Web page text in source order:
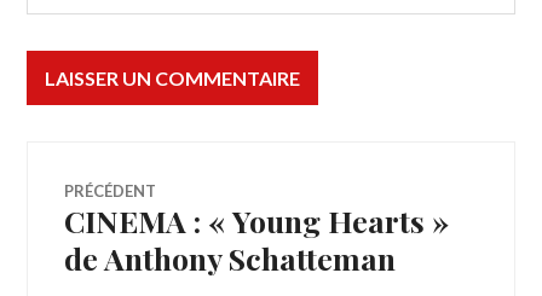
Navigation
de
PRÉCÉDENT
Article
précédent :
CINEMA : « Young Hearts »
de Anthony Schatteman